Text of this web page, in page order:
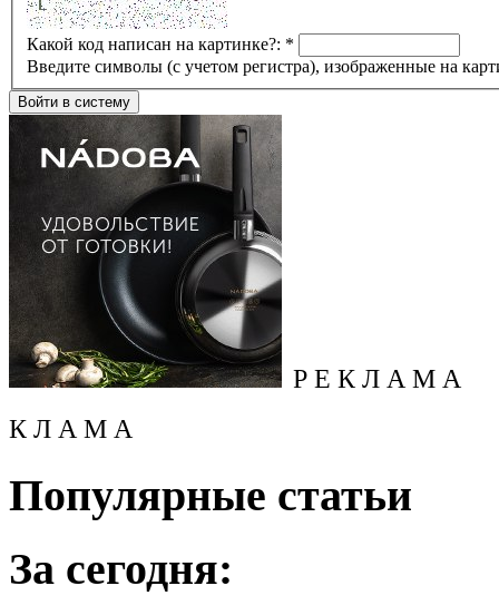
Какой код написан на картинке?: *
Введите символы (с учетом регистра), изображенные на
Р Е К Л А М А
К Л А М А
Популярные статьи
За сегодня: